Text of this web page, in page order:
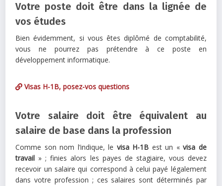
Votre poste doit être dans la lignée de
vos études
Bien évidemment, si vous êtes diplômé de comptabilité,
vous ne pourrez pas prétendre à ce poste en
développement informatique.
Visas H-1B, posez-vos questions
Votre salaire doit être équivalent au
salaire de base dans la profession
Comme son nom l’indique, le visa H-1B est un «visa de
travail » ; finies alors les payes de stagiaire, vous devez
recevoir un salaire qui correspond à celui payé légalement
dans votre profession ; ces salaires sont déterminés par